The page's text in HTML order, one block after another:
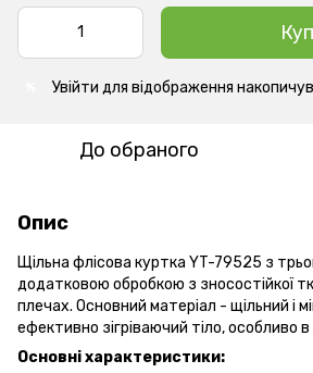
Увійти для відображення
До обраного
Опис
Щільна флісова куртка YT-79525 з
додатковою обробкою з зносостійкої
плечах. Основний матеріал - щільний і
ефективно зігріваючий тіло, особливо в
Основні характеристики: